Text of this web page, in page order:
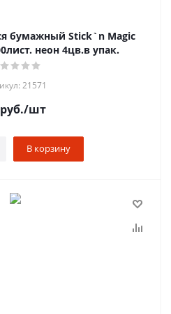
бумажный Stick`n Magic
неон 4цв.в упак.
21571
руб./шт
В корзину